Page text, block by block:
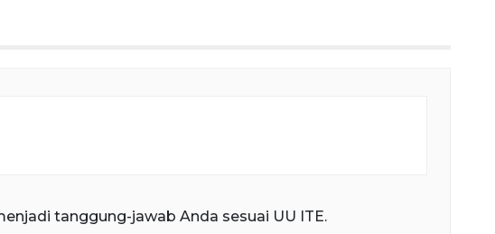
tanggung-jawab Anda sesuai UU ITE.